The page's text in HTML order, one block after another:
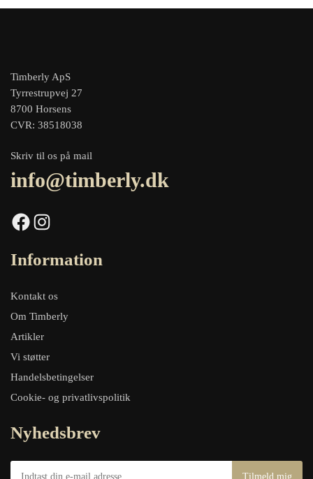
Timberly ApS
Tyrrestrupvej 27
8700 Horsens
CVR: 38518038
Skriv til os på mail
info@timberly.dk
Facebook Instagram
Information
Kontakt os
Om Timberly
Artikler
Vi støtter
Handelsbetingelser
Cookie- og privatlivspolitik
Nyhedsbrev